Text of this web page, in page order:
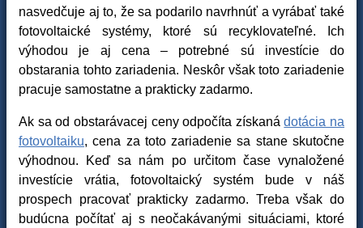
nasvedčuje aj to, že sa podarilo navrhnúť a vyrábať také
fotovoltaické systémy, ktoré sú recyklovateľné. Ich
výhodou je aj cena – potrebné sú investície do
obstarania tohto zariadenia. Neskôr však toto zariadenie
pracuje samostatne a prakticky zadarmo.
Ak sa od obstarávacej ceny odpočíta získanádotácia na
fotovoltaiku, cena za toto zariadenie sa stane skutočne
výhodnou. Keď sa nám po určitom čase vynaložené
investície vrátia, fotovoltaický systém bude v náš
prospech pracovať prakticky zadarmo. Treba však do
budúcna počítať aj s neočakávanými situáciami, ktoré